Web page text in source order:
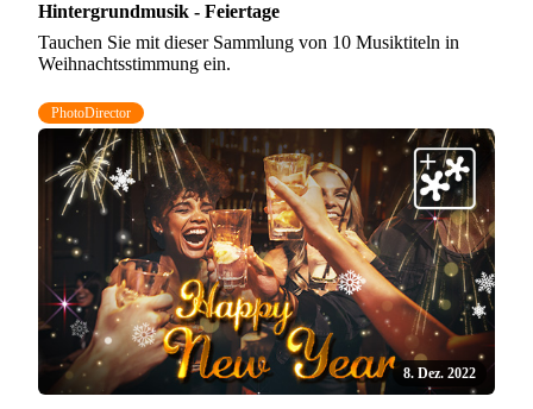
Hintergrundmusik - Feiertage
Tauchen Sie mit dieser Sammlung von 10 Musiktiteln in
Weihnachtsstimmung ein.
PhotoDirector
8. Dez. 2022